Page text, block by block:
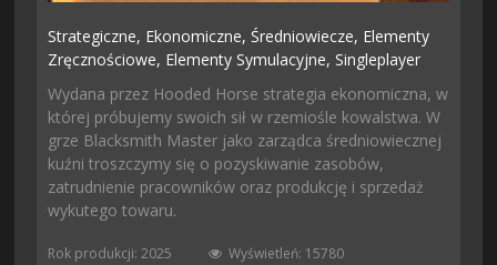
Strategiczne, Ekonomiczne,Średniowiecze, Elementy
Zręcznościowe, Elementy Symulacyjne,Singleplayer
Wydana przez Hooded Horse strategia ekonomiczna, w
której próbujemy swoich sił w rzemiośle kowalstwa. W
grze Blacksmith Master jako zarządca średniowiecznej
kuźni troszczymy się o pozyskiwanie zasobów,
zatrudnienie pracowników oraz produkcję i sprzedaż
wykutego towaru.
Rok produkcji: 2025 Wyświetleń: 15780